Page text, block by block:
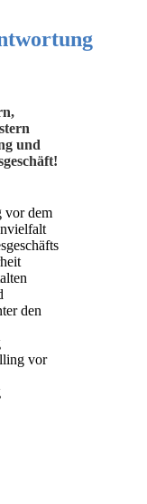
und
vor dem
den
vor